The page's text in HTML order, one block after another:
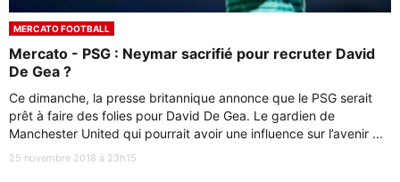
MERCATO FOOTBALL
Mercato - PSG : Neymar sacrifié pour recruter David
De Gea ?
Ce dimanche, la presse britannique annonce que le PSG serait
prêt à faire des folies pour David De Gea. Le gardien de
Manchester United qui pourrait avoir une influence sur l’avenir ...
25 novembre 2018 à 23h15